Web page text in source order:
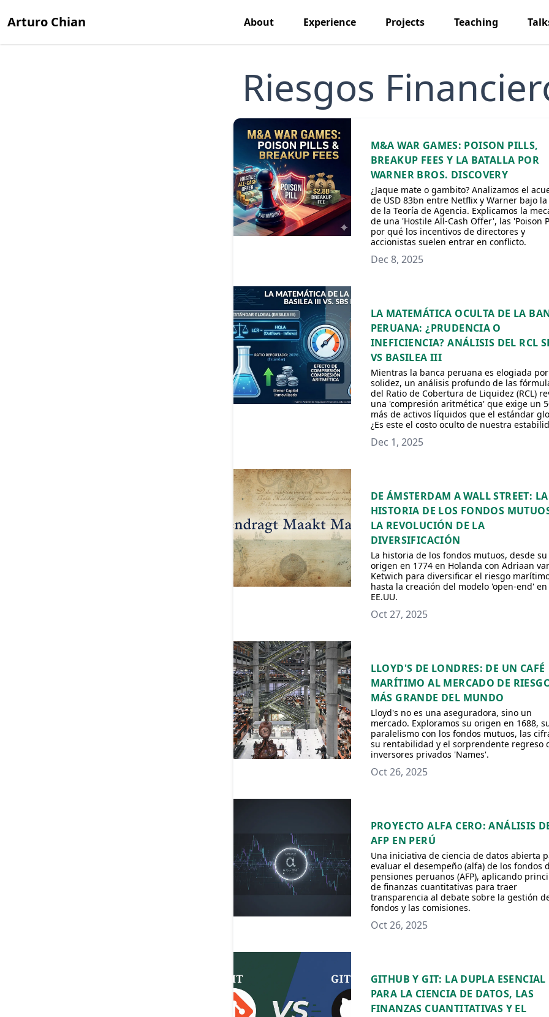
Arturo Chian About Experience Projects Teaching
Riesgos
M&A WAR GAMES: POISON PILLS,
BREAKUP FEES Y LA BATALLA POR
WARNER BROS. DISCOVERY
¿Jaque mate o gambito? Analizamos el
de USD 83bn entre Netflix y Warner bajo
de la Teoría de Agencia. Explicamos la
de una 'Hostile All-Cash Offer', las 'Poison
por qué los incentivos de directores y
accionistas suelen entrar en conflicto.
Dec 8, 2025
LA MATEMÁTICA OCULTA DE LA
PERUANA: ¿PRUDENCIA O
INEFICIENCIA? ANÁLISIS DEL RCL
VS BASILEA III
Mientras la banca peruana es elogiada
solidez, un análisis profundo de las
del Ratio de Cobertura de Liquidez (RCL)
una 'compresión aritmética' que exige un
más de activos líquidos que el estándar
¿Es este el costo oculto de nuestra
Dec 1, 2025
DE ÁMSTERDAM A WALL STREET: LA
HISTORIA DE LOS FONDOS
LA REVOLUCIÓN DE LA
DIVERSIFICACIÓN
La historia de los fondos mutuos, desde su
origen en 1774 en Holanda con Adriaan
Ketwich para diversificar el riesgo
hasta la creación del modelo 'open-end' en
EE.UU.
Oct 27, 2025
LLOYD'S DE LONDRES: DE UN CAFÉ
MARÍTIMO AL MERCADO DE
MÁS GRANDE DEL MUNDO
Lloyd's no es una aseguradora, sino un
mercado. Exploramos su origen en 1688,
paralelismo con los fondos mutuos, las
su rentabilidad y el sorprendente regreso
inversores privados 'Names'.
Oct 26, 2025
PROYECTO ALFA CERO: ANÁLISIS
AFP EN PERÚ
Una iniciativa de ciencia de datos abierta
evaluar el desempeño (alfa) de los fondos
pensiones peruanos (AFP), aplicando
de finanzas cuantitativas para traer
transparencia al debate sobre la gestión
fondos y las comisiones.
Oct 26, 2025
GITHUB Y GIT: LA DUPLA ESENCIAL
PARA LA CIENCIA DE DATOS, LAS
FINANZAS CUANTITATIVAS Y EL